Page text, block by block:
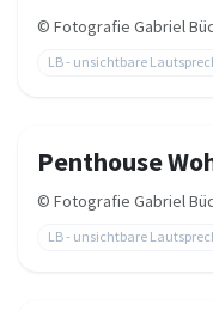
© Fotografie Gabriel
LB - unsichtbare
Penthouse
© Fotografie Gabriel
LB - unsichtbare